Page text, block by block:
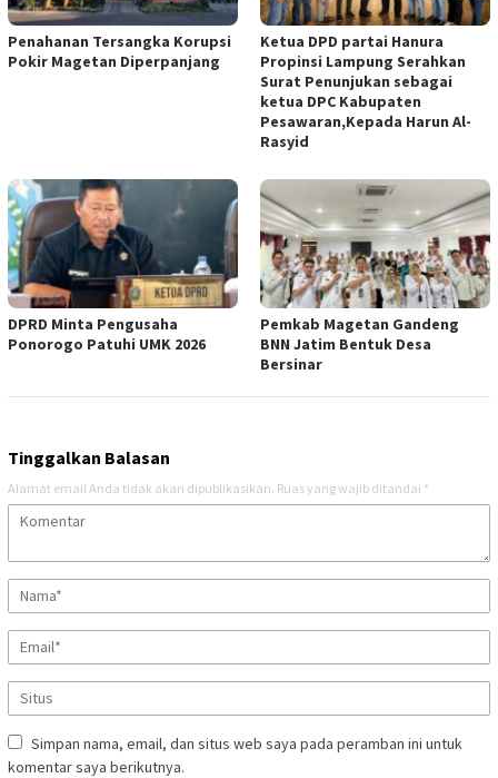
Penahanan Tersangka Korupsi
Pokir Magetan Diperpanjang
Ketua DPD partai Hanura
Propinsi Lampung Serahkan
Surat Penunjukan sebagai
ketua DPC Kabupaten
Pesawaran,Kepada Harun Al-
Rasyid
DPRD Minta Pengusaha
Ponorogo Patuhi UMK 2026
Pemkab Magetan Gandeng
BNN Jatim Bentuk Desa
Bersinar
Tinggalkan Balasan
Alamat email Anda tidak akan dipublikasikan. Ruas yang wajib ditandai *
Simpan nama, email, dan situs web saya pada peramban ini untuk
komentar saya berikutnya.